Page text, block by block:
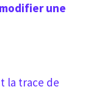
une
la trace de